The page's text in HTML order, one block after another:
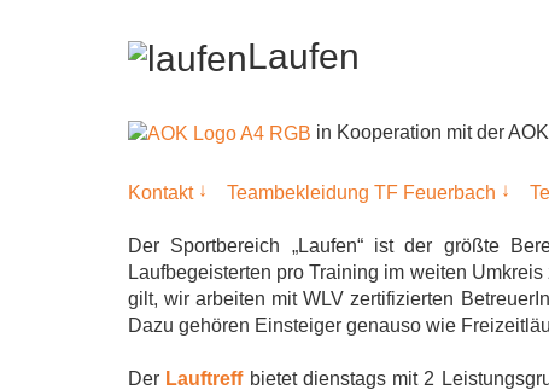
Laufen
in Kooperation mit der
Kontakt↓ Teambekleidung TF Feuerbach ↓
Der Sportbereich „Laufen“ ist der größte
Laufbegeisterten pro Training im weiten
gilt, wir arbeiten mit WLV zertifizierten
Dazu gehören Einsteiger genauso wie
Der Lauftreff bietet dienstags mit 2